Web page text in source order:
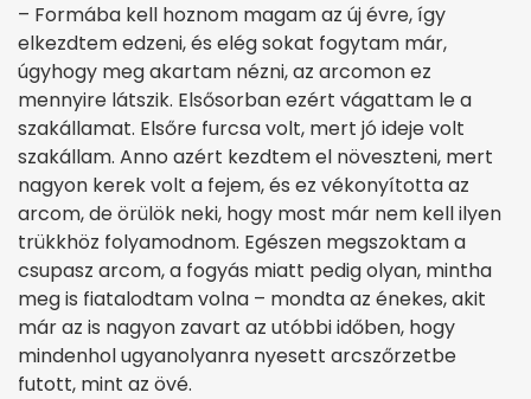
– Formába kell hoznom ma­gam az új évre, így
elkezdtem edzeni, és elég sokat fogytam már,
úgyhogy meg akartam nézni, az arcomon ez
mennyire látszik. Elsősorban ezért vágattam le a
szakállamat. Elsőre furcsa volt, mert jó ideje volt
szakállam. Anno azért kezdtem el növeszteni, mert
nagyon kerek volt a fejem, és ez vékonyította az
arcom, de örülök neki, hogy most már nem kell ilyen
trükkhöz folyamodnom. Egészen megszoktam a
csupasz arcom, a fogyás miatt pedig olyan, mintha
meg is fiatalodtam volna – mondta az énekes, akit
már az is nagyon zavart az utóbbi időben, hogy
mindenhol ugyanolyanra nyesett arcszőrzetbe
futott, mint az övé.